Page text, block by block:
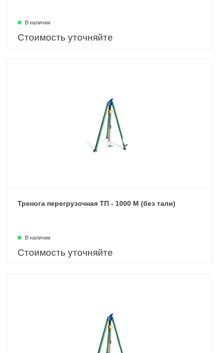
В наличии
Стоимость уточняйте
Тренога перегрузочная ТП - 1000 М (без тали)
В наличии
Стоимость уточняйте